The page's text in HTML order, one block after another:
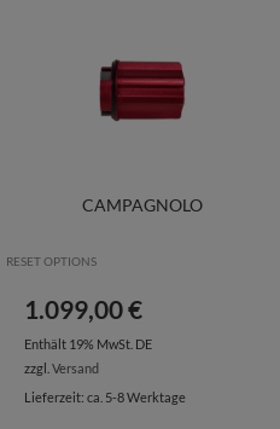
CAMPAGNOLO
RESET OPTIONS
1.099,00€
Enthält 19% MwSt. DE
zzgl. Versand
Lieferzeit: ca. 5-8 Werktage